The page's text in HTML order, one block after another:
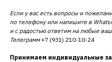
Если у вас есть вопросы и
по телефону или напишите в
и с радостью ответим на любые
Телеграмм+7 (931) 210-10-24
Принимаем индивидуальные